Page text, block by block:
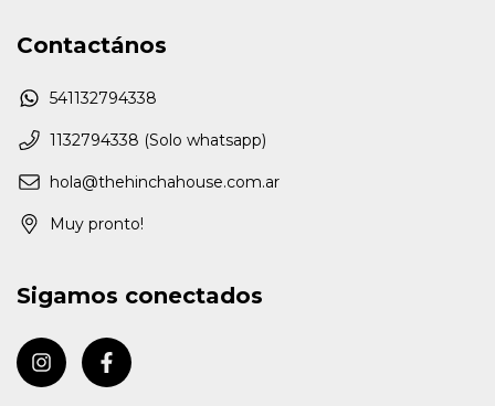
Contactános
541132794338
1132794338 (Solo whatsapp)
hola@thehinchahouse.com.ar
Muy pronto!
Sigamos conectados